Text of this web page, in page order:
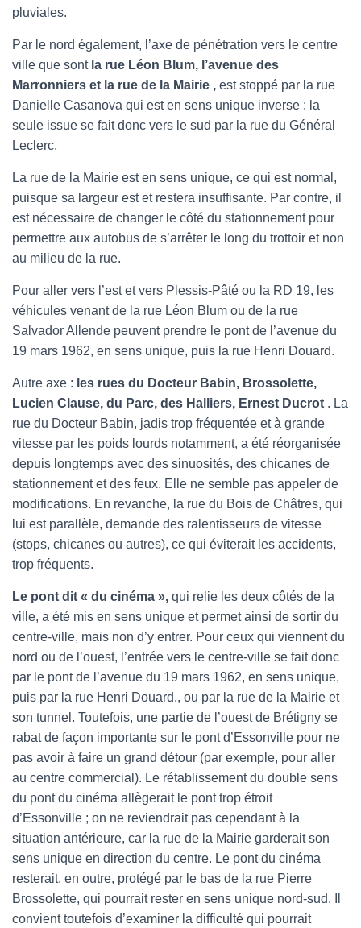
pluviales.
Par le nord également, l’axe de pénétration vers le centre
ville que sont la rue Léon Blum, l’avenue des
Marronniers et la rue de la Mairie , est stoppé par la rue
Danielle Casanova qui est en sens unique inverse : la
seule issue se fait donc vers le sud par la rue du Général
Leclerc.
La rue de la Mairie est en sens unique, ce qui est normal,
puisque sa largeur est et restera insuffisante. Par contre, il
est nécessaire de changer le côté du stationnement pour
permettre aux autobus de s’arrêter le long du trottoir et non
au milieu de la rue.
Pour aller vers l’est et vers Plessis-Pâté ou la RD 19, les
véhicules venant de la rue Léon Blum ou de la rue
Salvador Allende peuvent prendre le pont de l’avenue du
19 mars 1962, en sens unique, puis la rue Henri Douard.
Autre axe : les rues du Docteur Babin, Brossolette,
Lucien Clause, du Parc, des Halliers, Ernest Ducrot . La
rue du Docteur Babin, jadis trop fréquentée et à grande
vitesse par les poids lourds notamment, a été réorganisée
depuis longtemps avec des sinuosités, des chicanes de
stationnement et des feux. Elle ne semble pas appeler de
modifications. En revanche, la rue du Bois de Châtres, qui
lui est parallèle, demande des ralentisseurs de vitesse
(stops, chicanes ou autres), ce qui éviterait les accidents,
trop fréquents.
Le pont dit « du cinéma », qui relie les deux côtés de la
ville, a été mis en sens unique et permet ainsi de sortir du
centre-ville, mais non d’y entrer. Pour ceux qui viennent du
nord ou de l’ouest, l’entrée vers le centre-ville se fait donc
par le pont de l’avenue du 19 mars 1962, en sens unique,
puis par la rue Henri Douard., ou par la rue de la Mairie et
son tunnel. Toutefois, une partie de l’ouest de Brétigny se
rabat de façon importante sur le pont d’Essonville pour ne
pas avoir à faire un grand détour (par exemple, pour aller
au centre commercial). Le rétablissement du double sens
du pont du cinéma allègerait le pont trop étroit
d’Essonville ; on ne reviendrait pas cependant à la
situation antérieure, car la rue de la Mairie garderait son
sens unique en direction du centre. Le pont du cinéma
resterait, en outre, protégé par le bas de la rue Pierre
Brossolette, qui pourrait rester en sens unique nord-sud. Il
convient toutefois d’examiner la difficulté qui pourrait